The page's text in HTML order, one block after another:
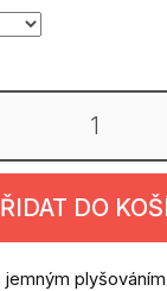
DO